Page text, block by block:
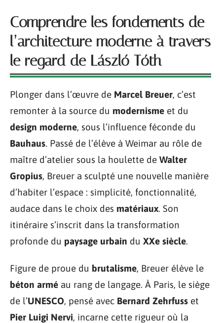
Comprendre les fondements de
l’architecture moderne à travers
le regard de László Tóth
Plonger dans l’œuvre de Marcel Breuer, c’est
remonter à la source du modernisme et du
design moderne, sous l’influence féconde du
Bauhaus. Passé de l’élève à Weimar au rôle de
maître d’atelier sous la houlette de Walter
Gropius, Breuer a sculpté une nouvelle manière
d’habiter l’espace : simplicité, fonctionnalité,
audace dans le choix des matériaux. Son
itinéraire s’inscrit dans la transformation
profonde du paysage urbain du XXe siècle.
Figure de proue du brutalisme, Breuer élève le
béton armé au rang de langage. À Paris, le siège
de l’UNESCO, pensé avec Bernard Zehrfuss et
Pier Luigi Nervi, incarne cette rigueur où la